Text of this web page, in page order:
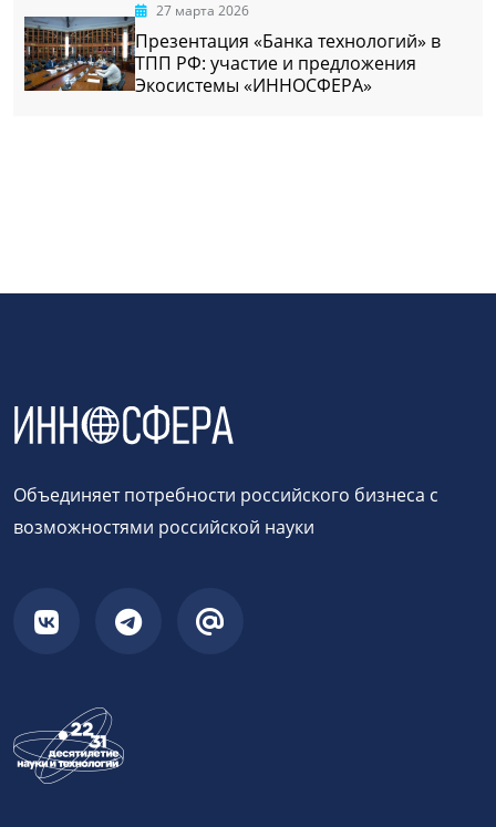
27 марта 2026
Презентация «Банка технологий» в
ТПП РФ: участие и предложения
Экосистемы «ИННОСФЕРА»
Объединяет потребности российского бизнеса с
возможностями российской науки